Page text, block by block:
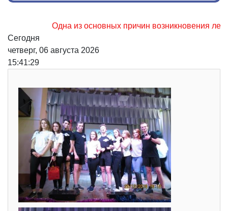
Одна из основных причин возникновения лесных
Сегодня
четверг, 06 августа 2026
15:41:31